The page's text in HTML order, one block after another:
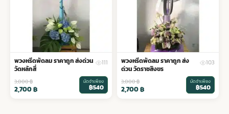
พวงหรีดพัดลม ราคาถูก ส่งด่วน
วัดหลักสี่
111
3,000฿
2,700฿
มัดจำเพียง
฿540
พวงหรีดพัดลม ราคาถูก ส่ง
ด่วน วัดราชสิงขร
103
3,000฿
2,700฿
มัดจำเพียง
฿540